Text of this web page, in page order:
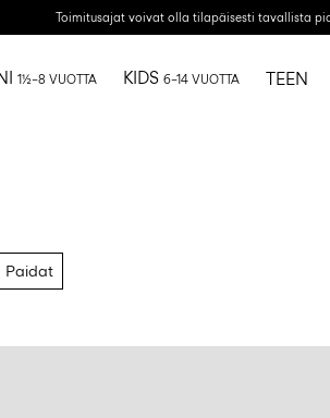
Toimitusajat voivat olla tilapäisesti tavallista
1½–8 VUOTTA KIDS 6–14 VUOTTA TEEN
Paidat